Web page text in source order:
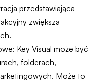
przedstawiająca
zwiększa
Key Visual może być
folderach,
Może to